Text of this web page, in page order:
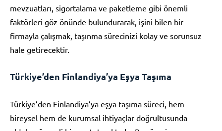
mevzuatları, sigortalama ve paketleme gibi önemli
faktörleri göz önünde bulundurarak, işini bilen bir
firmayla çalışmak, taşınma sürecinizi kolay ve sorunsuz
hale getirecektir.
Türkiye’den Finlandiya’ya Eşya Taşıma
Türkiye’den Finlandiya’ya eşya taşıma süreci, hem
bireysel hem de kurumsal ihtiyaçlar doğrultusunda